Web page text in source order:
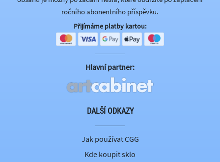
ročního abonentního příspěvku.
Přijímáme platby kartou:
Hlavní partner:
DALŠÍ ODKAZY
Jak používat CGG
Kde koupit sklo